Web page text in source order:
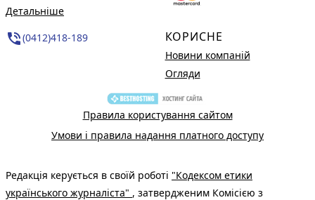
Детальніше
phone_in_talk(0412)418-189 КОРИСНЕ
Новини компаній
Огляди
Правила користування сайтом
Умови і правила надання платного доступу
Редакція керується в своїй роботі "Кодексом етики
українського журналіста" , затвердженим Комісією з